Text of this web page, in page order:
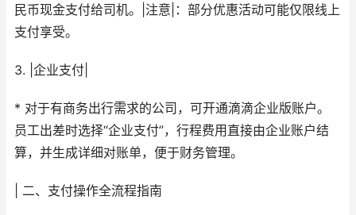
民币现金支付给司机。|注意|：部分优惠活动可能仅限线上
支付享受。
3. |企业支付|
* 对于有商务出行需求的公司，可开通滴滴企业版账户。
员工出差时选择“企业支付”，行程费用直接由企业账户结
算，并生成详细对账单，便于财务管理。
| 二、支付操作全流程指南